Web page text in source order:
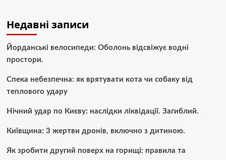
Недавні записи
Йорданські велосипеди: Оболонь відсвіжує водні
простори.
Спека небезпечна: як врятувати кота чи собаку від
теплового удару
Нічний удар по Києву: наслідки ліквідації. Загиблий.
Київщина: 3 жертви дронів, включно з дитиною.
Як зробити другий поверх на горищі: правила та